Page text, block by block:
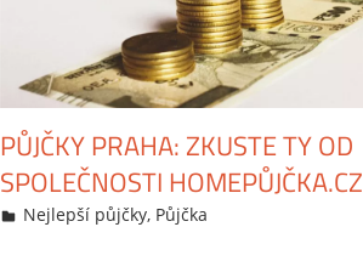
PŮJČKY PRAHA: ZKUSTE TY OD
SPOLEČNOSTI HOMEPŮJČKA.CZ
7.4.2015
Markéta Svobodová
Nejlepší půjčky, Půjčka